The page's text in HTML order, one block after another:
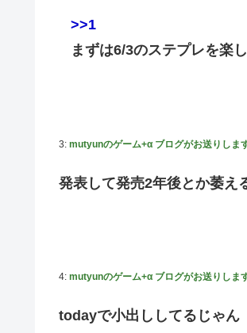
【悲報】ポケポケ、1年で1600万人
ゲーム「すごい武器を手に入れま
韓国人「“韓国サッカー”性接待の
国連が事実上の機能停止に陥りつ
>>1
まずは6/3のステプレを楽
3: mutyunのゲーム+α ブログがお送りします
発表して発売2年後とか萎え
4: mutyunのゲーム+α ブログがお送りします
todayで小出ししてるじゃん